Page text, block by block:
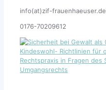
info(at)zif-frauenhaeuser.de
0176-70209612